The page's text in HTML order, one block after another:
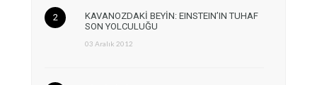
KAVANOZDAKİ BEYİN: EINSTEIN’IN TUHAF
SON YOLCULUĞU
03 Aralık 2012